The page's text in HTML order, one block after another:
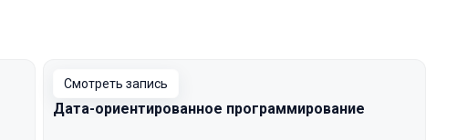
Смотреть запись
Дата-ориентированное программирование